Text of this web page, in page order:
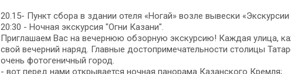
20.15- Пункт сбора в здании отеля «Ногай» возле вывески
20:30 - Ночная экскурсия "Огни Казани".
Приглашаем Вас на вечернюю обзорную экскурсию! Каждая улица,
свой вечерний наряд. Главные достопримечательности столицы
очень фотогеничный город.
- вот перед нами открывается ночная панорама Казанского Кремля;